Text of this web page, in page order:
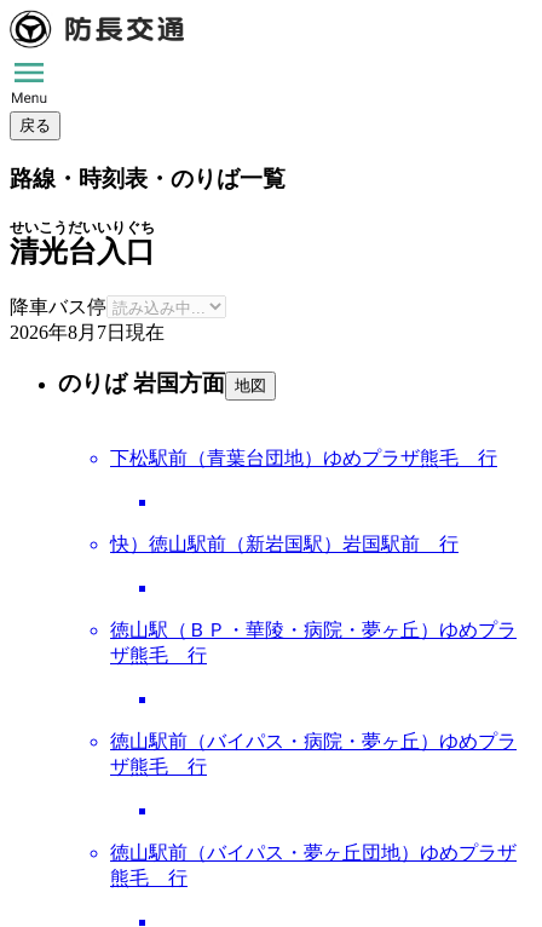
戻る
路線・時刻表・のりば一覧
清光台入口
せいこうだいいりぐち
降車バス停
2026年8月7日 現在
のりば 岩国方面 地図
下松駅前（青葉台団地）ゆめプラザ熊毛 行
快）徳山駅前（新岩国駅）岩国駅前 行
徳山駅（ＢＰ・華陵・病院・夢ヶ丘）ゆめプラ
ザ熊毛 行
徳山駅前（バイパス・病院・夢ヶ丘）ゆめプラ
ザ熊毛 行
徳山駅前（バイパス・夢ヶ丘団地）ゆめプラザ
熊毛 行